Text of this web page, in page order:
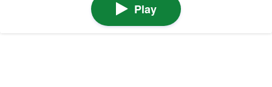
Play